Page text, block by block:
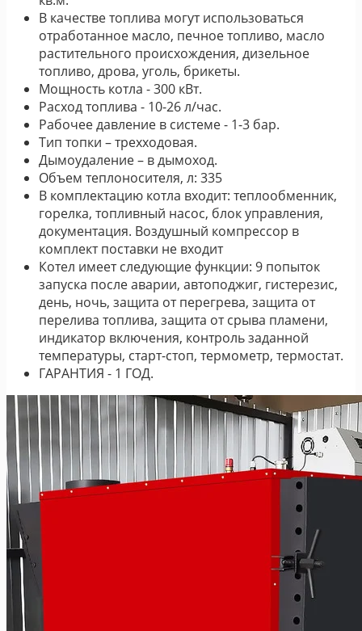
В качестве топлива могут использоваться
отработанное масло, печное топливо, масло
растительного происхождения, дизельное
топливо, дрова, уголь, брикеты.
Мощность котла - 300 кВт.
Расход топлива - 10-26 л/час.
Рабочее давление в системе - 1-3 бар.
Тип топки – трехходовая.
Дымоудаление – в дымоход.
Объем теплоносителя, л: 335
В комплектацию котла входит: теплообменник,
горелка, топливный насос, блок управления,
документация. Воздушный компрессор в
комплект поставки не входит
Котел имеет следующие функции: 9 попыток
запуска после аварии, автоподжиг, гистерезис,
день, ночь, защита от перегрева, защита от
перелива топлива, защита от срыва пламени,
индикатор включения, контроль заданной
температуры, старт-стоп, термометр, термостат.
ГАРАНТИЯ - 1 ГОД.